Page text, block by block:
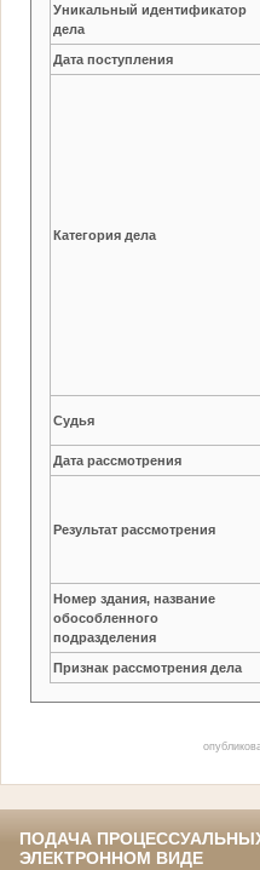
Уникальный идентификатор
дела
Дата поступления
Категория дела
Судья
Дата рассмотрения
Результат рассмотрения
Номер здания, название
обособленного
подразделения
Признак рассмотрения дела
ПОДАЧА
ЭЛЕКТРОННОМ ВИДЕ